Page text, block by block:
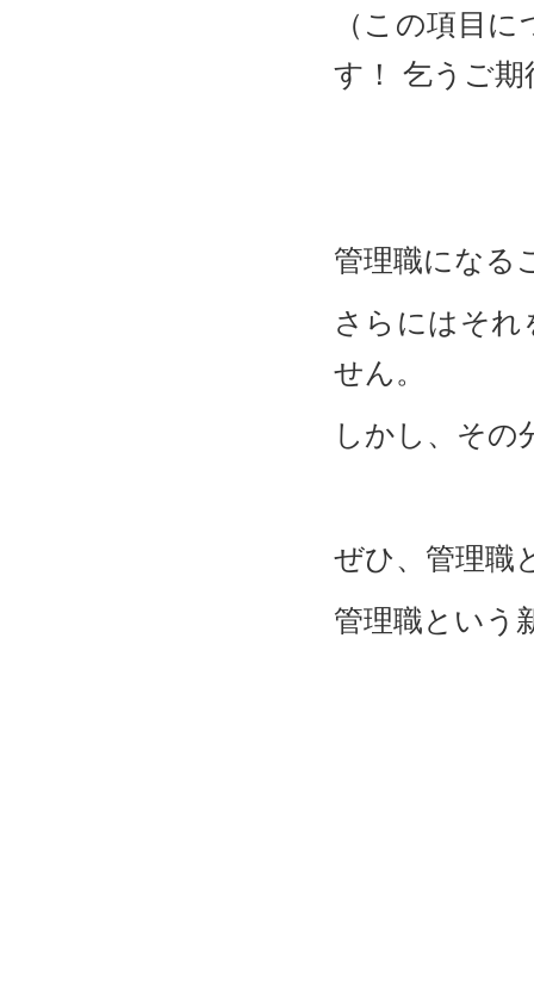
（この項目
す！ 乞うご期
管理職になる
さらにはそれ
せん。
しかし、その
ぜひ、管理職
管理職という